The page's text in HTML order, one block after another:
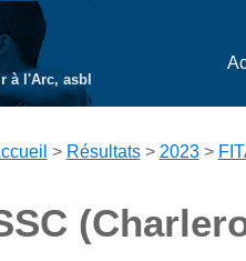
à l'Arc, asbl
> Résultats> 2023>